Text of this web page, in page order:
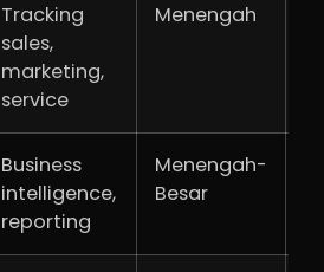
Tracking
sales,
marketing,
service
Menengah
Business
intelligence,
reporting
Menengah-
Besar